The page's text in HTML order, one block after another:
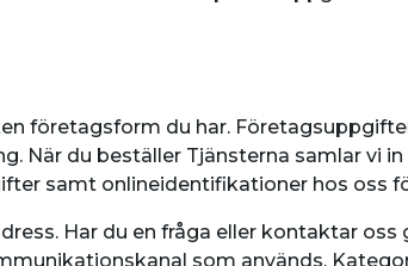
företagsform du har.
När du beställer Tjänsterna samlar vi
samt onlineidentifikationer hos oss
Har du en fråga eller kontaktar
som används.